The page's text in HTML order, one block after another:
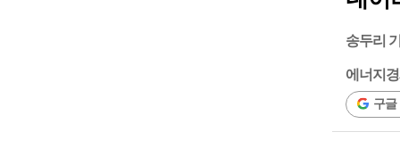
송두리
에너지
구글